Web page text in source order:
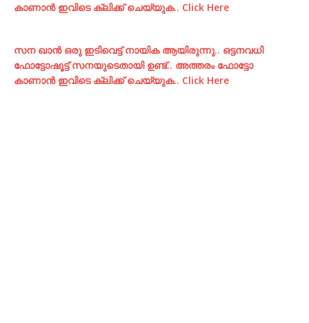
കാണാന്‍ ഇവിടെ ക്ലിക്ക് ചെയ്യുക.. Click Here
സന ഖാന്‍ ഒരു ഇടിവെട്ട് നായിക ആയിരുന്നു.. ഒട്ടനവധി
ഫോട്ടോഷൂട്ട്‌ സനയുടെതായി ഉണ്ട്.. അത്തരം ഫോട്ടോ
കാണാന്‍ ഇവിടെ ക്ലിക്ക് ചെയ്യുക.. Click Here